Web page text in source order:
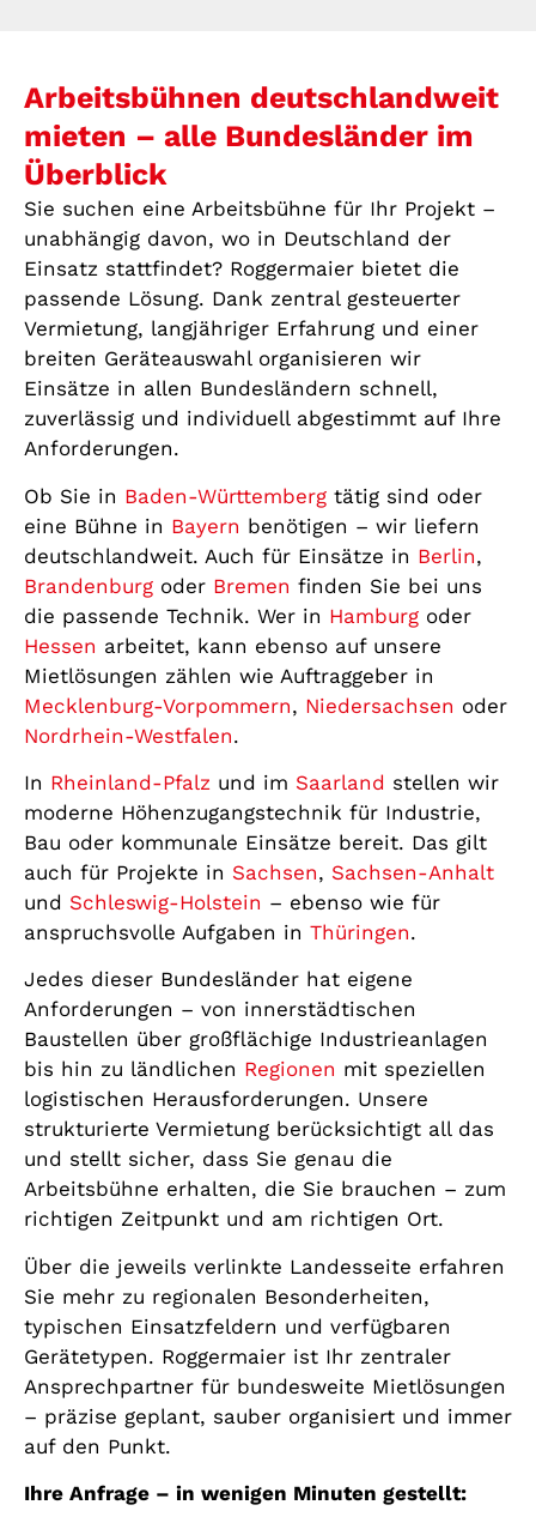
Arbeitsbühnen deutschlandweit
mieten – alle Bundesländer im
Überblick
Sie suchen eine Arbeitsbühne für Ihr Projekt –
unabhängig davon, wo in Deutschland der
Einsatz stattfindet? Roggermaier bietet die
passende Lösung. Dank zentral gesteuerter
Vermietung, langjähriger Erfahrung und einer
breiten Geräteauswahl organisieren wir
Einsätze in allen Bundesländern schnell,
zuverlässig und individuell abgestimmt auf Ihre
Anforderungen.
Ob Sie in Baden-Württemberg tätig sind oder
eine Bühne in Bayern benötigen – wir liefern
deutschlandweit. Auch für Einsätze in Berlin,
Brandenburg oder Bremen finden Sie bei uns
die passende Technik. Wer in Hamburg oder
Hessen arbeitet, kann ebenso auf unsere
Mietlösungen zählen wie Auftraggeber in
Mecklenburg-Vorpommern, Niedersachsen oder
Nordrhein-Westfalen.
In Rheinland-Pfalz und im Saarland stellen wir
moderne Höhenzugangstechnik für Industrie,
Bau oder kommunale Einsätze bereit. Das gilt
auch für Projekte in Sachsen, Sachsen-Anhalt
und Schleswig-Holstein – ebenso wie für
anspruchsvolle Aufgaben in Thüringen.
Jedes dieser Bundesländer hat eigene
Anforderungen – von innerstädtischen
Baustellen über großflächige Industrieanlagen
bis hin zu ländlichen Regionen mit speziellen
logistischen Herausforderungen. Unsere
strukturierte Vermietung berücksichtigt all das
und stellt sicher, dass Sie genau die
Arbeitsbühne erhalten, die Sie brauchen – zum
richtigen Zeitpunkt und am richtigen Ort.
Über die jeweils verlinkte Landesseite erfahren
Sie mehr zu regionalen Besonderheiten,
typischen Einsatzfeldern und verfügbaren
Gerätetypen. Roggermaier ist Ihr zentraler
Ansprechpartner für bundesweite Mietlösungen
– präzise geplant, sauber organisiert und immer
auf den Punkt.
Ihre Anfrage – in wenigen Minuten gestellt: